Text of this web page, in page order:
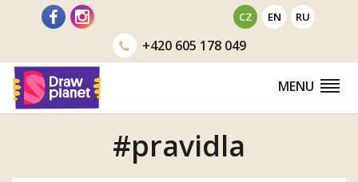
CZ EN RU
+420605 178 049
MENU
#pravidla